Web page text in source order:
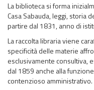
La biblioteca si forma
Casa Sabauda, leggi, storia
partire dal 1831, anno di
La raccolta libraria viene
specificità delle materie
esclusivamente consultiva,
dal 1859 anche alla
contenzioso amministrativo.